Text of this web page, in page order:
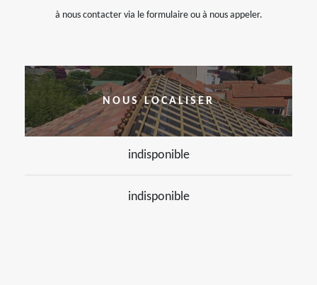
à nous contacter via le formulaire ou à nous appeler.
NOUS LOCALISER
indisponible
indisponible